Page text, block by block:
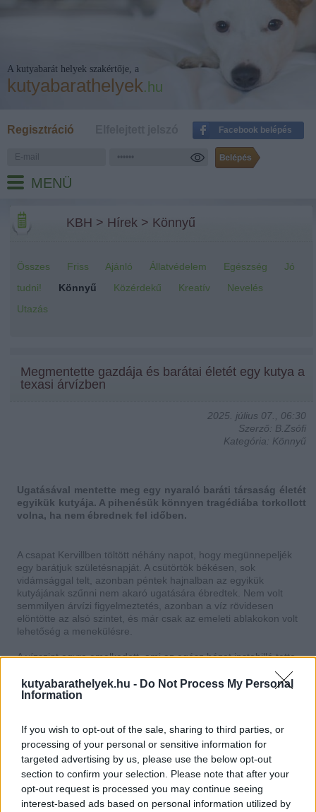
kutyabarathelyek.hu - Do Not Process My Personal
Information
If you wish to opt-out of the sale, sharing to third parties, or
processing of your personal or sensitive information for
targeted advertising by us, please use the below opt-out
section to confirm your selection. Please note that after your
opt-out request is processed you may continue seeing
interest-based ads based on personal information utilized by
A kutyabarát helyek szakértője, a
kutyabarathelyek.hu
Regisztráció Facebook belépés
MENÜ
KBH > Hírek > Könnyű
Összes Friss Ajánló Állatvédelem Egészség
Jó
tudni!
Könnyű Közérdekű Kreatív
Nevelés
Utazás
Megmentette gazdája és barátai életét egy kutya a
texasi árvízben
2025. július 07., 06:30
Szerző: B.Zsófi
Kategória: Könnyű
Ugatásával mentette meg egy nyaraló baráti társaság életét
egyikük kutyája. A pihenésük könnyen tragédiába torkollott
volna, ha nem ébrednek fel időben.
A csapat Kervillben töltött néhány napot, hogy megünnepeljék
egy barátjuk születésnapját. A csütörtök békésen, sok
vidámsággal telt, azonban péntek hajnalban az egyikük
kutyájának szűnni nem akaró ugatására ébredtek. Nem volt
semmilyen árvízi figyelmeztetés, azonban a víz rövidesen
elöntötte az alsó szintet, és már csak az emeleti ablakokon volt
lehetőség a menekülésre.
A vízszint egyre emelkedett, ami az egész házat instabillá tette,
és veszélyeztette. Mellettük több épületet is elsodort már a folyó,
és azt a hírt kapták, hogy öt személyt már keresnek. A
társasággal tizenárom személy, és öt kutyájuk volt a házban.
Végül egy közelben lakó család észrevette a fiatalokat, és
azonnal a segítségükre siettek. Egytől- egyig kimentették őket
az instabil épületből, valamint fogadták a csapatot saját
házukban egy családias reggelire, később a közeli reptérre
szállították őket.